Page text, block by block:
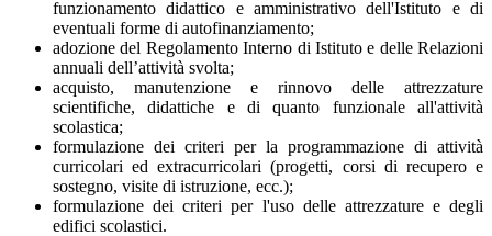
funzionamento didattico e amministrativo dell'Istituto e di
eventuali forme di autofinanziamento;
adozione del Regolamento Interno di Istituto e delle Relazioni
annuali dell’attività svolta;
acquisto, manutenzione e rinnovo delle attrezzature
scientifiche, didattiche e di quanto funzionale all'attività
scolastica;
formulazione dei criteri per la programmazione di attività
curricolari ed extracurricolari (progetti, corsi di recupero e
sostegno, visite di istruzione, ecc.);
formulazione dei criteri per l'uso delle attrezzature e degli
edifici scolastici.